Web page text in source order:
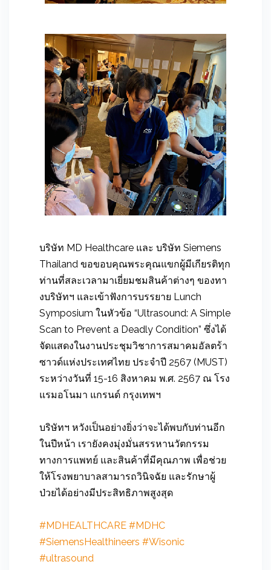
บริษัท MD Healthcare และ บริษัท Siemens
Thailand ขอขอบคุณพระคุณแขกผู้มีเกียรติทุก
ท่านที่สละเวลามาเยี่ยมชมสินค้าต่างๆ ของทา
งบริษัทฯ และเข้าฟังการบรรยาย Lunch
Symposium ในหัวข้อ “Ultrasound: A Simple
Scan to Prevent a Deadly Condition” ซึ่งได้
จัดแสดงในงานประชุมวิชาการสมาคมอัลตร้า
ซาวด์แห่งประเทศไทย ประจำปี 2567 (MUST)
ระหว่างวันที่ 15-16 สิงหาคม พ.ศ. 2567 ณ โรง
แรมอโนมา แกรนด์ กรุงเทพฯ
บริษัทฯ หวังเป็นอย่างยิ่งว่าจะได้พบกับท่านอีก
ในปีหน้า เรายังคงมุ่งมั่นสรรหานวัตกรรม
ทางการแพทย์ และสินค้าที่มีคุณภาพ เพื่อช่วย
ให้โรงพยาบาลสามารถวินิจฉัย และรักษาผู้
ป่วยได้อย่างมีประสิทธิภาพสูงสุด
#MDHEALTHCARE #MDHC
#SiemensHealthineers #Wisonic
#ultrasound